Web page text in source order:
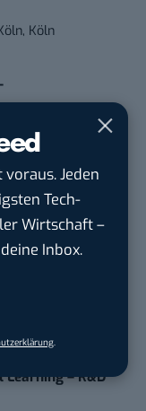
Jeden
Tech-
Wirtschaft –
Inbox.
.
Köln
Karlsruhe
(m/w/d)
mbHin
– R&D